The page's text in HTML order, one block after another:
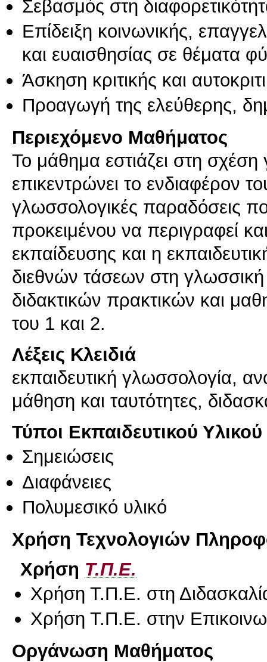
Σεβασμός στη
Επίδειξη κοινωνικής,
και ευαισθησίας σε θέματα
Άσκηση κριτικής και
Προαγωγή της ελεύθερης,
Περιεχόμενο Μαθήματος
Το μάθημα εστιάζει στη
επικεντρώνει το ενδιαφέρον
γλωσσολογικές παραδόσεις
προκειμένου να περιγραφεί
εκπαίδευσης και η
διεθνών τάσεων στη
διδακτικών πρακτικών και
του 1 και 2.
Λέξεις Κλειδιά
εκπαιδευτική γλωσσολογία,
μάθηση και ταυτότητες,
Τύποι Εκπαιδευτικού Υλικού
Σημειώσεις
Διαφάνειες
Πολυμεσικό υλικό
Χρήση Τεχνολογιών
Χρήση Τ.Π.Ε.
Χρήση Τ.Π.Ε. στη
Χρήση Τ.Π.Ε. στην
Οργάνωση Μαθήματος